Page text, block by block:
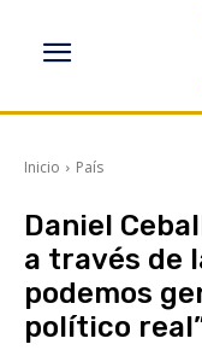
Inicio País
Daniel
a través de
podemos
político